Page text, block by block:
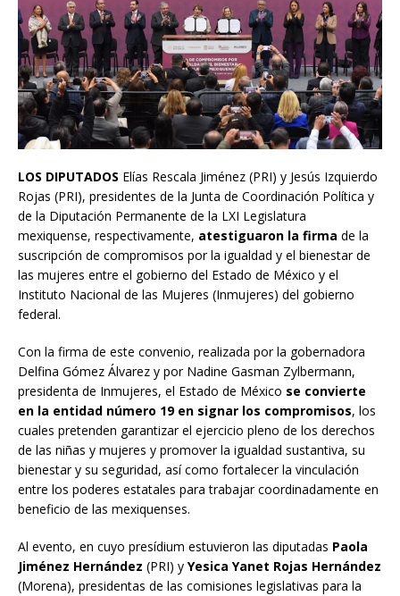
LOS DIPUTADOS Elías Rescala Jiménez (PRI) y Jesús Izquierdo
Rojas (PRI), presidentes de la Junta de Coordinación Política y
de la Diputación Permanente de la LXI Legislatura
mexiquense, respectivamente, atestiguaron la firma de la
suscripción de compromisos por la igualdad y el bienestar de
las mujeres entre el gobierno del Estado de México y el
Instituto Nacional de las Mujeres (Inmujeres) del gobierno
federal.
Con la firma de este convenio, realizada por la gobernadora
Delfina Gómez Álvarez y por Nadine Gasman Zylbermann,
presidenta de Inmujeres, el Estado de México se convierte
en la entidad número 19 en signar los compromisos, los
cuales pretenden garantizar el ejercicio pleno de los derechos
de las niñas y mujeres y promover la igualdad sustantiva, su
bienestar y su seguridad, así como fortalecer la vinculación
entre los poderes estatales para trabajar coordinadamente en
beneficio de las mexiquenses.
Al evento, en cuyo presídium estuvieron las diputadas Paola
Jiménez Hernández (PRI) y Yesica Yanet Rojas Hernández
(Morena), presidentas de las comisiones legislativas para la